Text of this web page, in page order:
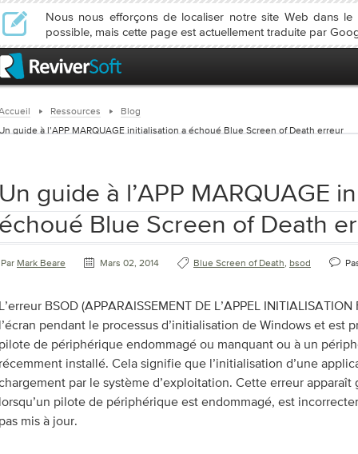
Nous nous efforçons de localiser notre site Web dans
possible, mais cette page est actuellement traduite par
Ressources
Blog
guide à l’APP MARQUAGE initialisation a échoué Blue Screen of Death erreur
guide à l’APP MARQUAGE
Blue Screen of Death
Par Mark Beare Mars 02, 2014 Blue Screen of Death, bsod
BSOD (APPARAISSEMENT DE L’APPEL INITIALISATION
pendant le processus d’initialisation de Windows et est
de périphérique endommagé ou manquant ou à un
installé. Cela signifie que l’initialisation d’une
par le système d’exploitation. Cette erreur apparaît
pilote de périphérique est endommagé, est
mis à jour.